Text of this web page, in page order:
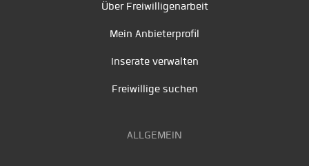
Über Freiwilligenarbeit
Mein Anbieterprofil
Inserate verwalten
Freiwillige suchen
ALLGEMEIN